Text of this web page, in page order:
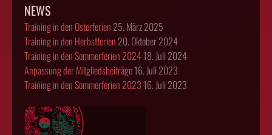
NEWS
Training in den Osterferien25. März 2025
Training in den Herbstferien20. Oktober 2024
Training in den Sommerferien 202418. Juli 2024
Anpassung der Mitgliedsbeiträge16. Juli 2023
Training in den Sommerferien 2023 16. Juli 2023